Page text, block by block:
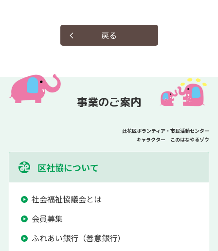
戻る
事業のご案内
此花区ボランティア・市民活動センター
キャラクター このはなやるゾウ
区社協について
社会福祉協議会とは
会員募集
ふれあい銀行（善意銀行）